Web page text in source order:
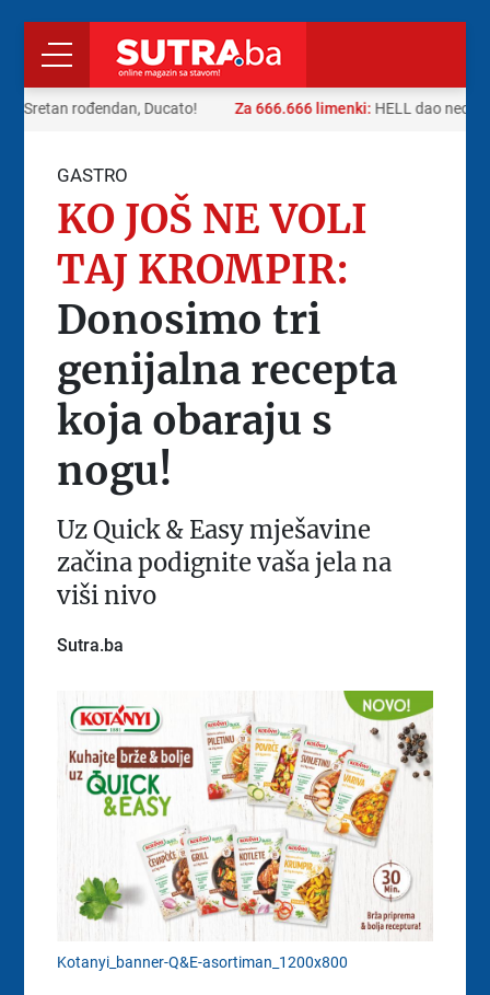
Sretan rođendan, Ducato! Za 666.666 limenki:HELL dao
GASTRO
KO JOŠ NE VOLI
TAJ KROMPIR:
Donosimo tri
genijalna recepta
koja obaraju s
nogu!
Uz Quick & Easy mješavine
začina podignite vaša jela na
viši nivo
Sutra.ba
Kotanyi_banner-Q&E-asortiman_1200x800